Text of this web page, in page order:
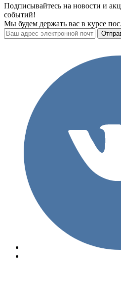
Подписывайтесь на новости и
событий!
Мы будем держать вас в курсе